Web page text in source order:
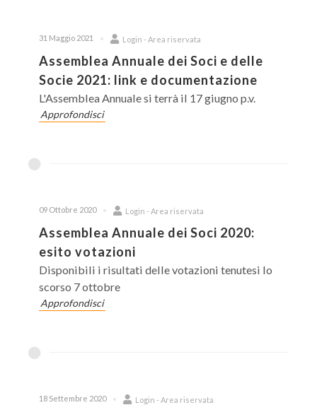
31 Maggio 2021 Login - Area riservata
Assemblea Annuale dei Soci e delle
Socie 2021: link e documentazione
L'Assemblea Annuale si terrà il 17 giugno p.v.
Approfondisci
09 Ottobre 2020 Login - Area riservata
Assemblea Annuale dei Soci 2020:
esito votazioni
Disponibili i risultati delle votazioni tenutesi lo
scorso 7 ottobre
Approfondisci
18 Settembre 2020 Login - Area riservata